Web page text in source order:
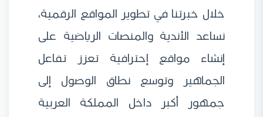
خلال خبرتنا في تطوير المواقع الرقمية،
نساعد الأندية والمنصات الرياضية على
إنشاء مواقع إحترافية تعزز تفاعل
الجماهير وتوسع نطاق الوصول إلى
جمهور أكبر داخل المملكة العربية